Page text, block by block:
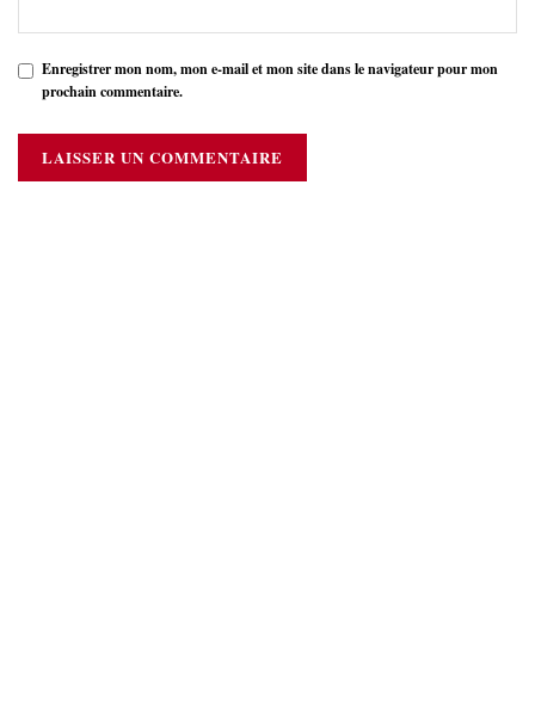
Enregistrer mon nom, mon e-mail et mon site dans le navigateur pour mon
prochain commentaire.